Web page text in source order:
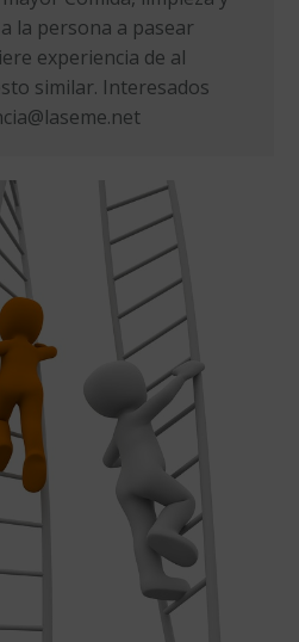
la persona a pasear
experiencia de al
similar. Interesados